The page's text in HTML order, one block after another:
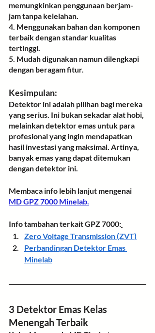
memungkinkan penggunaan berjam-
jam tanpa kelelahan.
4. Menggunakan bahan dan komponen
terbaik dengan standar kualitas
tertinggi.
5. Mudah digunakan namun dilengkapi
dengan beragam fitur.
Kesimpulan:
Detektor ini adalah pilihan bagi mereka
yang serius. Ini bukan sekadar alat hobi,
melainkan detektor emas untuk para
profesional yang ingin mendapatkan
hasil investasi yang maksimal. Artinya,
banyak emas yang dapat ditemukan
dengan detektor ini.
Membaca info lebih lanjut mengenai
MD GPZ 7000 Minelab.
Info tambahan terkait GPZ 7000:
Zero Voltage Transmission (ZVT)
Perbandingan Detektor Emas
Minelab
3 Detektor Emas Kelas
Menengah Terbaik